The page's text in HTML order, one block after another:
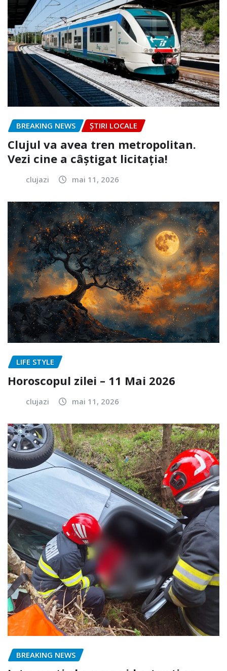
BREAKING NEWS ȘTIRI LOCALE
Clujul va avea tren metropolitan.
Vezi cine a câștigat licitația!
clujazi mai 11, 2026
LIFE STYLE
Horoscopul zilei – 11 Mai 2026
clujazi mai 11, 2026
BREAKING NEWS